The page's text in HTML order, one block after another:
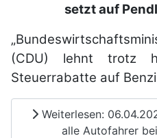
setzt auf
(CDU) lehnt trotz
Steuerrabatte auf
Weiterlesen:
alle Autofahrer